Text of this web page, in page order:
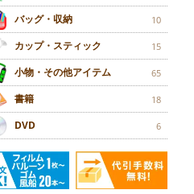
バッグ・収納 10
カップ・スティック 15
小物・その他アイテム 65
書籍 18
DVD 6